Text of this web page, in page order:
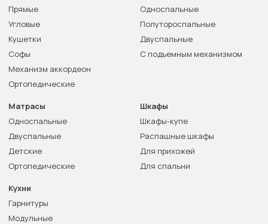
Прямые
Угловые
Кушетки
Софы
Механизм аккордеон
Ортопедические
Односпальные
Полутороспальные
Двуспальные
С подъемным механизмом
Матрасы
Односпальные
Двуспальные
Детские
Ортопедические
Шкафы
Шкафы-купе
Распашные шкафы
Для прихожей
Для спальни
Кухни
Гарнитуры
Модульные